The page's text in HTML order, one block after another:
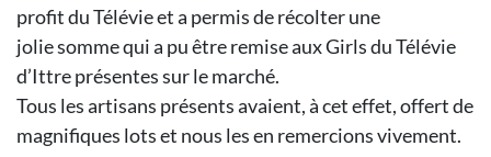
profit du Télévie et a permis de récolter une
jolie somme qui a pu être remise aux Girls du Télévie
d’Ittre présentes sur le marché.
Tous les artisans présents avaient, à cet effet, offert de
magnifiques lots et nous les en remercions vivement.